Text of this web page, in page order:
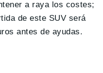
a raya los costes;
de este SUV será
antes de ayudas.